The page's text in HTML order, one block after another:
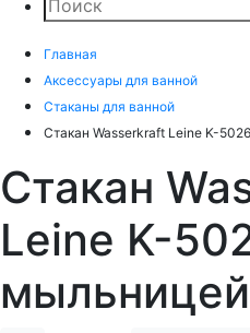
Главная
Аксессуары для ванной
Стаканы для ванной
Стакан Wasserkraft Leine K-
Стакан
Leine K-
мыльницей